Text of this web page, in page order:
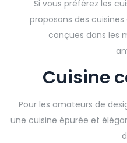
Si vous préférez les
proposons des
conçues dans les
Cuisine
Pour les amateurs de
une cuisine épurée et